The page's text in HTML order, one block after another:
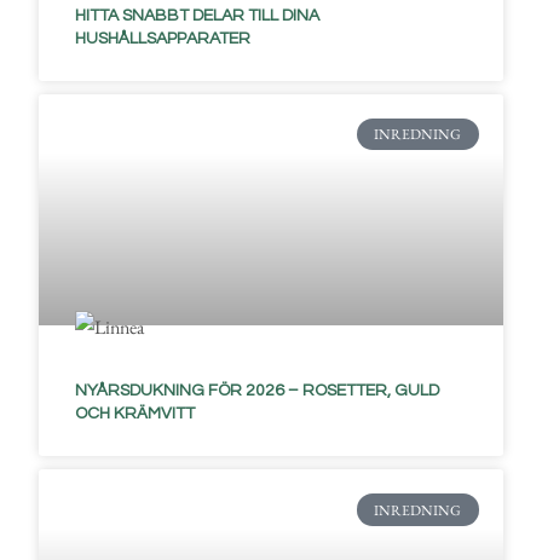
HITTA SNABBT DELAR TILL DINA
HUSHÅLLSAPPARATER
INREDNING
NYÅRSDUKNING FÖR 2026 – ROSETTER, GULD
OCH KRÄMVITT
INREDNING